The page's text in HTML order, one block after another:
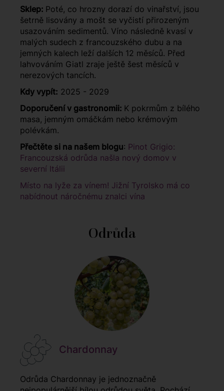
Sklep: Poté, co hrozny dorazí do vinařství, jsou
šetrně lisovány a mošt se vyčistí přirozeným
usazováním sedimentů. Víno následně kvasí v
malých sudech z francouzského dubu a na
jemných kalech leží dalších 12 měsíců. Před
lahvováním Giatl zraje ještě šest měsíců v
nerezových tancích.
Kdy vypít: 2025 - 2029
Doporučení v gastronomii: K pokrmům z bílého
masa, jemným omáčkám nebo krémovým
polévkám.
Přečtěte si na našem blogu: Pinot Grigio:
Francouzská odrůda našla nový domov v
severní Itálii
Místo na lyže za vínem! Jižní Tyrolsko má co
nabídnout náročnému znalci vína
Odrůda
Chardonnay
Odrůda Chardonnay je jednoznačně